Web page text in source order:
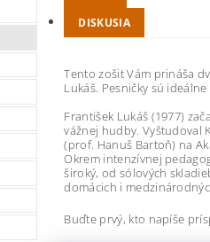
DISKUSIA
Tento zošit Vám prináša
Lukáš. Pesničky sú
František Lukáš (1977)
vážnej hudby. Vyštudoval
(prof. Hanuš Bartoň) na
Okrem intenzívnej
široký, od sólových
domácich i
Buďte prvý, kto napíše